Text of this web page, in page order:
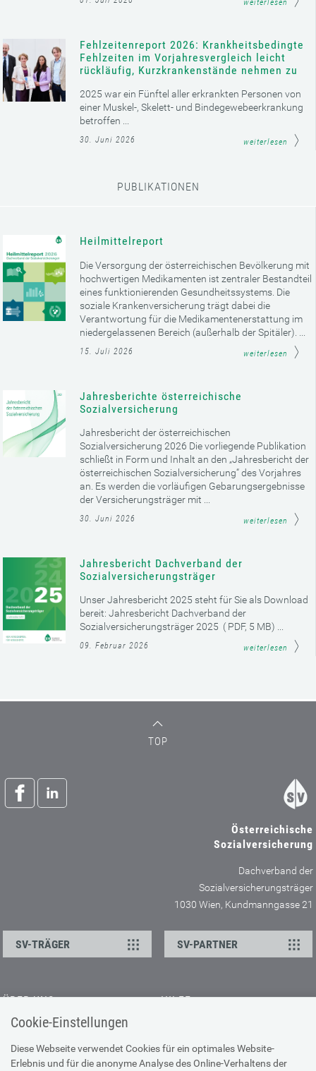
Cookie-Einstellungen
Diese Webseite verwendet Cookies für ein optimales Website-
Erlebnis und für die anonyme Analyse des Online-Verhaltens der
weiterlesen
Fehlzeitenreport 2026: Krankheitsbedingte
Fehlzeiten im Vorjahresvergleich leicht
rückläufig, Kurzkrankenstände nehmen zu
2025 war ein Fünftel aller erkrankten Personen von
einer Muskel-, Skelett- und Bindegewebeerkrankung
betroffen ...
30. Juni 2026 weiterlesen
PUBLIKATIONEN
Heilmittelreport
Die Versorgung der österreichischen Bevölkerung mit
hochwertigen Medikamenten ist zentraler Bestandteil
eines funktionierenden Gesundheitssystems. Die
soziale Krankenversicherung trägt dabei die
Verantwortung für die Medikamentenerstattung im
niedergelassenen Bereich (außerhalb der Spitäler). ...
15. Juli 2026 weiterlesen
Jahresberichte österreichische
Sozialversicherung
Jahresbericht der österreichischen
Sozialversicherung 2026 Die vorliegende Publikation
schließt in Form und Inhalt an den „Jahresbericht der
österreichischen Sozialversicherung“ des Vorjahres
an. Es werden die vorläufigen Gebarungsergebnisse
der Versicherungsträger mit ...
30. Juni 2026 weiterlesen
Jahresbericht Dachverband der
Sozialversicherungsträger
Unser Jahresbericht 2025 steht für Sie als Download
bereit: Jahresbericht Dachverband der
Sozialversicherungsträger 2025 ( PDF, 5 MB) ...
09. Februar 2026 weiterlesen
TOP
Österreichische
Sozialversicherung
Dachverband der
Sozialversicherungsträger
1030 Wien, Kundmanngasse 21
SV-TRÄGER SV-PARTNER
ÜBER UNS
Kontakt
Offene Stellen
Presse
HILFE
Browser-Info & Sicherheit
Hilfe zur Suche